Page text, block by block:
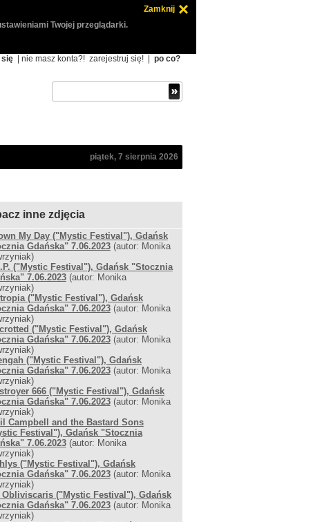
Zamknij
Twojej przeglądarki.
się | nie masz konta?! zarejestruj się! po co?
piątek, 7 sierpnia 2026
inne zdjęcia
My Day ("Mystic Festival"), Gdańsk
Gdańska" 7.06.2023(autor: Monika
("Mystic Festival"), Gdańsk "Stocznia
7.06.2023(autor: Monika
("Mystic Festival"), Gdańsk
Gdańska" 7.06.2023(autor: Monika
("Mystic Festival"), Gdańsk
Gdańska" 7.06.2023(autor: Monika
("Mystic Festival"), Gdańsk
Gdańska" 7.06.2023(autor: Monika
666 ("Mystic Festival"), Gdańsk
Gdańska" 7.06.2023(autor: Monika
Campbell and the Bastard Sons
Festival"), Gdańsk "Stocznia
7.06.2023(autor: Monika
("Mystic Festival"), Gdańsk
Gdańska" 7.06.2023(autor: Monika
Obliviscaris ("Mystic Festival"), Gdańsk
Gdańska" 7.06.2023(autor: Monika